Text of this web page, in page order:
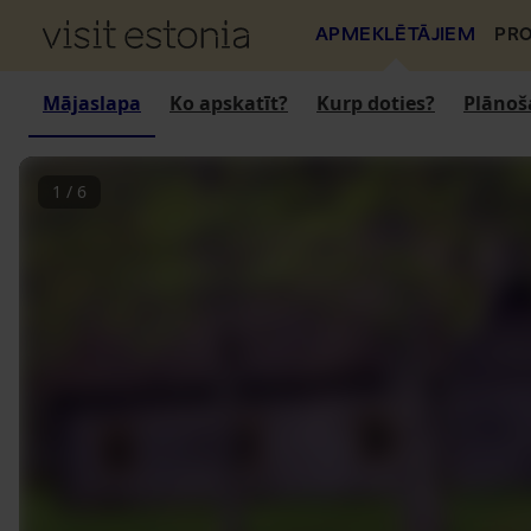
APMEKLĒTĀJIEM
Mājaslapa Ko apskatīt? Kurp doties?
1 / 6